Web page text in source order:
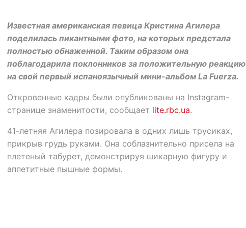
Известная американская певица Кристина Агилера
поделилась пикантными фото, на которых предстала
полностью обнаженной. Таким образом она
поблагодарила поклонников за положительную реакцию
на свой первый испаноязычный мини-альбом La Fuerza.
Откровенные кадры были опубликованы на Instagram-
странице знаменитости, сообщает lite.rbc.ua.
41-летняя Агилера позировала в одних лишь трусиках,
прикрыв грудь руками. Она соблазнительно присела на
плетеный табурет, демонстрируя шикарную фигуру и
аппетитные пышные формы.